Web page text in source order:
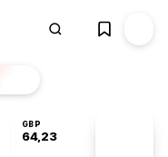
GBP
64,23